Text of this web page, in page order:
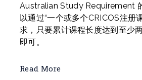
Australian Study Requirement
以通过“一个或多个CRICOS注册
求，只要累计课程长度达到至少
即可。
Read More